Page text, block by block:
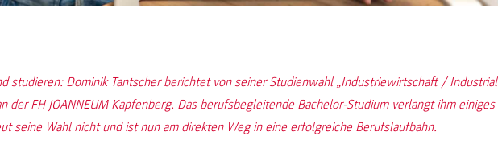
studieren: Dominik Tantscher berichtet von seiner Studienwahl „Industriewirtschaft / Industrial
der FH JOANNEUM Kapfenberg. Das berufsbegleitende Bachelor-Studium verlangt ihm einiges
seine Wahl nicht und ist nun am direkten Weg in eine erfolgreiche Berufslaufbahn.